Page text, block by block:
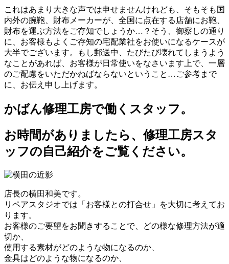
これはあまり大きな声では申せませんけれども、そもそも国
内外の腕鞄、財布メーカーが、全国に点在する店舗にお鞄、
財布を運ぶ方法をご存知でしょうか…？そう、御察しの通り
に、お客様もよくご存知の宅配業社をお使いになるケースが
大半でございます。もし郵送中、たびたび壊れてしまうよう
なことがあれば、お客様が日常使いをなさいます上で、一層
のご配慮をいただかねばならないということ…ご参考まで
に、お伝え申し上げます。
かばん修理工房で働くスタッフ。
お時間がありましたら、修理工房スタ
ッフの自己紹介をご覧ください。
店長の横田和美です。
リペアスタジオでは「お客様との打合せ」を大切に考えてお
ります。
お客様のご要望をお聞きすることで、どの様な修理方法が適
切か、
使用する素材がどのような物になるのか、
金具はどのような物になるのか、